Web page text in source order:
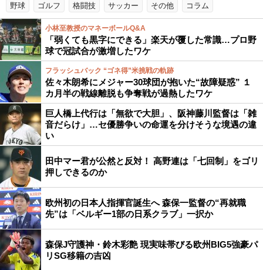
野球 ゴルフ 格闘技 サッカー その他 コラム
小林至教授のマネーボールQ&A
「弱くても黒字にできる」楽天が覆した常識…プロ野
球で冠試合が激増したワケ
フラッシュバック “ゴネ得”米挑戦の軌跡
佐々木朗希にメジャー30球団が抱いた“故障疑惑” １
カ月半の戦線離脱も争奪戦が過熱したワケ
巨人橋上代行は「無欲で大胆」、阪神藤川監督は「雑
音だらけ」…セ優勝争いの命運を分けそうな境遇の違
い
田中マー君が公然と反対！ 高野連は「七回制」をゴリ
押しできるのか
欧州初の日本人指揮官誕生へ 森保一監督の“再就職
先”は「ベルギー1部の日系クラブ」一択か
森保J守護神・鈴木彩艶 現実味帯びる欧州BIG5強豪パ
リSG移籍の吉凶